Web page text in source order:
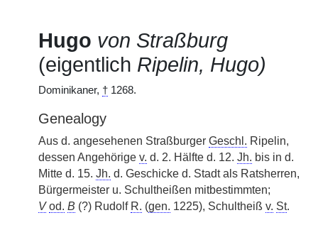
Hugo von Straßburg
(eigentlich Ripelin, Hugo)
Dominikaner, † 1268.
Genealogy
Aus d. angesehenen Straßburger Geschl. Ripelin,
dessen Angehörige v. d. 2. Hälfte d. 12. Jh. bis in d.
Mitte d. 15. Jh. d. Geschicke d. Stadt als Ratsherren,
Bürgermeister u. Schultheißen mitbestimmten;
V od. B (?) Rudolf R. (gen. 1225), Schultheiß v. St.